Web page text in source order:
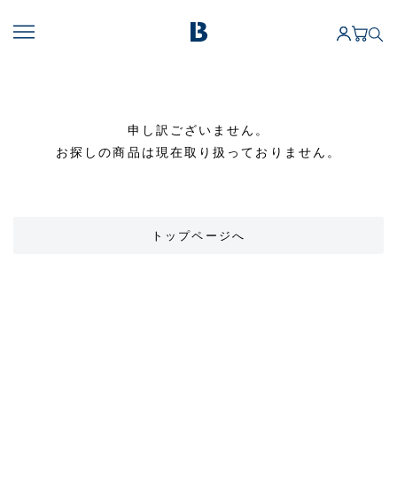
申し訳ございません。
お探しの商品は現在取り扱っておりません。
トップページへ